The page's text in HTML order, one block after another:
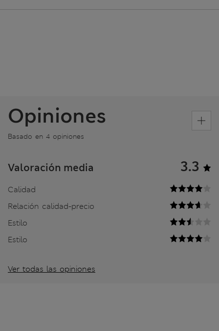
Opiniones
Basado en 4 opiniones
Valoración media 3.3
Calidad
Relación calidad-precio
Estilo
Estilo
Ver todas las opiniones